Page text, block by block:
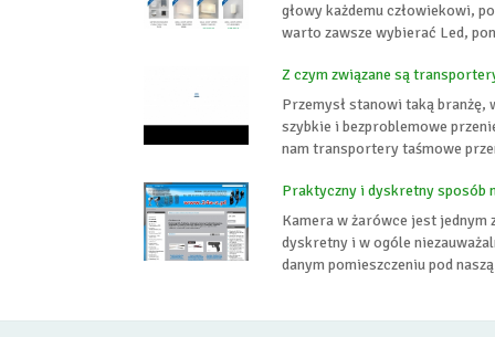
głowy każdemu człowiekowi,
warto zawsze wybierać Led,
Z czym związane są
Przemysł stanowi taką branżę,
szybkie i bezproblemowe
nam transportery taśmowe
Praktyczny i dyskretny sposób
Kamera w żarówce jest jednym
dyskretny i w ogóle
danym pomieszczeniu pod